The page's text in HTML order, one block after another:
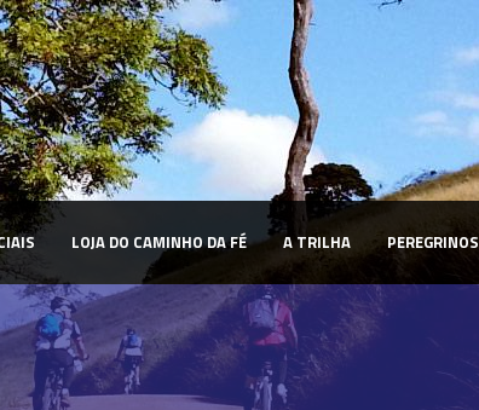
LOJA DO CAMINHO DA FÉ A TRILHA PEREGRINOS